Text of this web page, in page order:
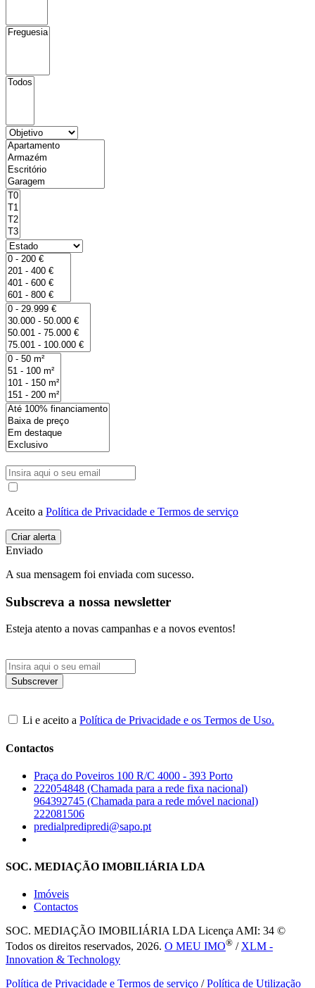
Aceito a Política de Privacidade e Termos de serviço
Enviado
A sua mensagem foi enviada com sucesso.
Subscreva a nossa newsletter
Esteja atento a novas campanhas e a novos eventos!
Li e aceito a Política de Privacidade e os Termos de Uso.
Contactos
Praça do Poveiros 100 R/C 4000 - 393 Porto
222054848 (Chamada para a rede fixa nacional)
964392745 (Chamada para a rede móvel nacional)
222081506
predialpredipredi@sapo.pt
SOC. MEDIAÇÃO IMOBILIÁRIA LDA
Imóveis
Contactos
SOC. MEDIAÇÃO IMOBILIÁRIA LDA Licença AMI: 34 ©
Todos os direitos reservados, 2026. O MEU IMO® /XLM -
Innovation & Technology
Política de Privacidade e Termos de serviço /Política de Utilização